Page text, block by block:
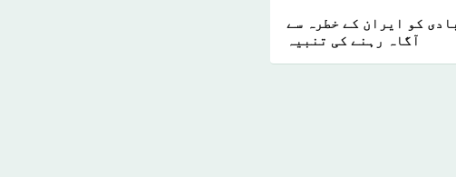
کو ایران کے خطرہ سے
آگاہ رہنے کی تنبیہ